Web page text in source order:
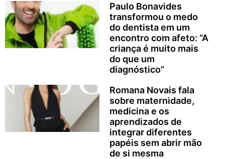
Paulo Bonavides
transformou o medo
do dentista em um
encontro com afeto: “A
criança é muito mais
do que um
diagnóstico”
Romana Novais fala
sobre maternidade,
medicina e os
aprendizados de
integrar diferentes
papéis sem abrir mão
de si mesma